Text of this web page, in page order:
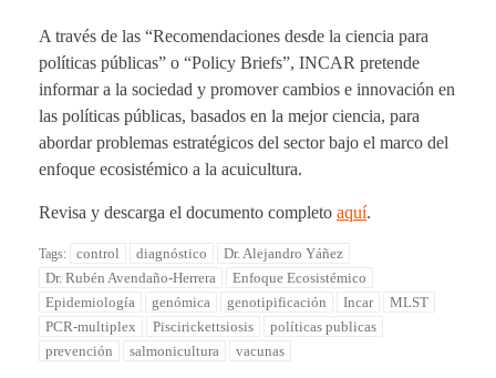
A través de las “Recomendaciones desde la ciencia para
políticas públicas” o “Policy Briefs”, INCAR pretende
informar a la sociedad y promover cambios e innovación en
las políticas públicas, basados en la mejor ciencia, para
abordar problemas estratégicos del sector bajo el marco del
enfoque ecosistémico a la acuicultura.
Revisa y descarga el documento completo aquí.
Tags: control diagnóstico
Dr. Alejandro Yáñez
Dr. Rubén Avendaño-Herrera
Enfoque Ecosistémico
Epidemiología
genómica genotipificación Incar
MLST
PCR-multiplex
Piscirickettsiosis
políticas publicas
prevención
salmonicultura vacunas